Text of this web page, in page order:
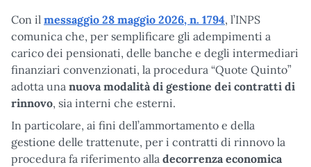
Con il messaggio 28 maggio 2026, n. 1794, l’INPS
comunica che, per semplificare gli adempimenti a
carico dei pensionati, delle banche e degli intermediari
finanziari convenzionati, la procedura “Quote Quinto”
adotta una nuova modalità di gestione dei contratti di
rinnovo, sia interni che esterni.
In particolare, ai fini dell’ammortamento e della
gestione delle trattenute, per i contratti di rinnovo la
procedura fa riferimento alla decorrenza economica